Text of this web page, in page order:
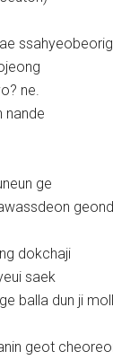
ne.
nande
ge
dokchaji
saek
balla dun ji
geot